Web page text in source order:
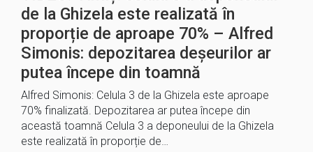
de la Ghizela este realizată în
proporție de aproape 70% – Alfred
Simonis: depozitarea deșeurilor ar
putea începe din toamnă
Alfred Simonis: Celula 3 de la Ghizela este aproape
70% finalizată. Depozitarea ar putea începe din
această toamnă Celula 3 a deponeului de la Ghizela
este realizată în proporție de…